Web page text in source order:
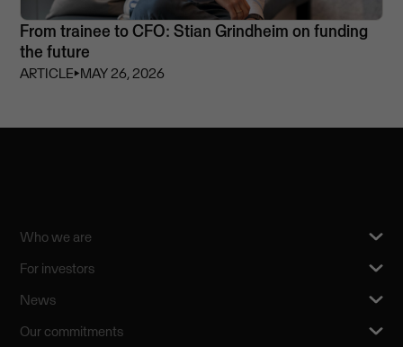
From trainee to CFO: Stian Grindheim on funding
the future
ARTICLE⏵MAY 26, 2026
Who we are
For investors
News
Our commitments